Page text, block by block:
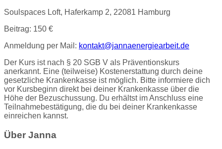
Soulspaces Loft, Haferkamp 2, 22081 Hamburg
Beitrag: 150 €
Anmeldung per Mail: kontakt@jannaenergiearbeit.de
Der Kurs ist nach § 20 SGB V als Präventionskurs
anerkannt. Eine (teilweise) Kostenerstattung durch deine
gesetzliche Krankenkasse ist möglich. Bitte informiere dich
vor Kursbeginn direkt bei deiner Krankenkasse über die
Höhe der Bezuschussung. Du erhältst im Anschluss eine
Teilnahmebestätigung, die du bei deiner Krankenkasse
einreichen kannst.
Über Janna